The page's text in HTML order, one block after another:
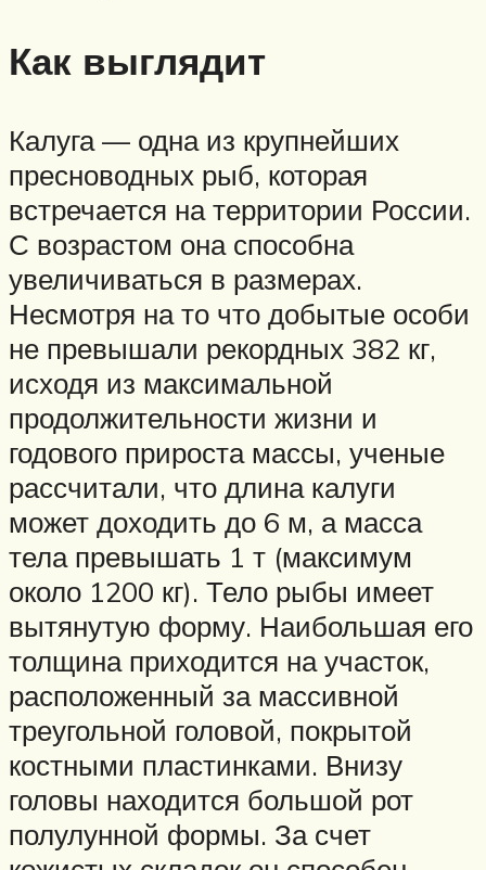
Как выглядит
Калуга — одна из крупнейших
пресноводных рыб, которая
встречается на территории России.
С возрастом она способна
увеличиваться в размерах.
Несмотря на то что добытые особи
не превышали рекордных 382 кг,
исходя из максимальной
продолжительности жизни и
годового прироста массы, ученые
рассчитали, что длина калуги
может доходить до 6 м, а масса
тела превышать 1 т (максимум
около 1200 кг). Тело рыбы имеет
вытянутую форму. Наибольшая его
толщина приходится на участок,
расположенный за массивной
треугольной головой, покрытой
костными пластинками. Внизу
головы находится большой рот
полулунной формы. За счет